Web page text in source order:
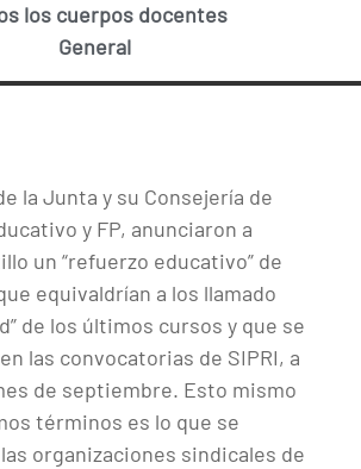
los cuerpos docentes
General
la Junta y su Consejería de
y FP, anunciaron a
un “refuerzo educativo” de
equivaldrían a los llamado
de los últimos cursos y que se
las convocatorias de SIPRI, a
de septiembre. Esto mismo
términos es lo que se
organizaciones sindicales de